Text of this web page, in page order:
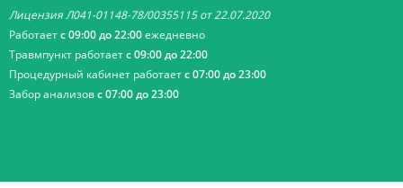
Лицензия Л041-01148-78/00355115 от 22.07.2020
Работаетс 09:00 до 22:00ежедневно
Травмпункт работаетс 09:00 до 22:00
Процедурный кабинет работаетс 07:00 до 23:00
Забор анализовс 07:00 до 23:00